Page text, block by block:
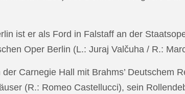
ist er als Ford in Falstaff an der
Oper Berlin (L.: Juraj Valčuha / R.:
Carnegie Hall mit Brahms’ Deutschem
(R.: Romeo Castellucci), sein